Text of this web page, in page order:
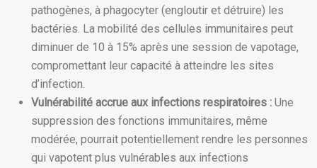
pathogènes, à phagocyter (engloutir et détruire) les
bactéries. La mobilité des cellules immunitaires peut
diminuer de 10 à 15% après une session de vapotage,
compromettant leur capacité à atteindre les sites
d’infection.
Vulnérabilité accrue aux infections respiratoires : Une
suppression des fonctions immunitaires, même
modérée, pourrait potentiellement rendre les personnes
qui vapotent plus vulnérables aux infections